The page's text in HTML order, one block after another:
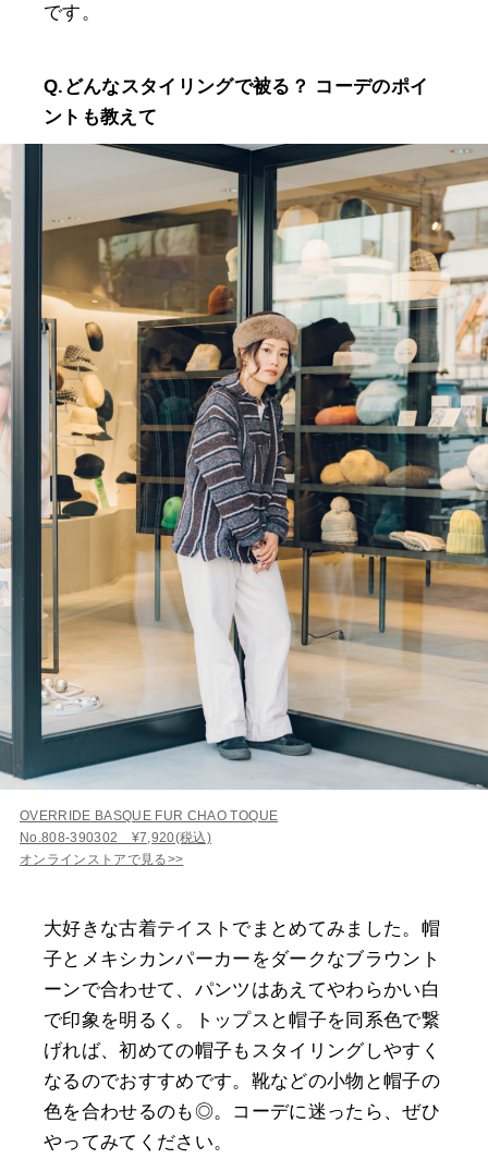
です。
Q.どんなスタイリングで被る？ コーデのポイ
ントも教えて
OVERRIDE BASQUE FUR CHAO TOQUE
No.808-390302 ¥7,920(税込)
オンラインストアで見る>>
大好きな古着テイストでまとめてみました。帽
子とメキシカンパーカーをダークなブラウント
ーンで合わせて、パンツはあえてやわらかい白
で印象を明るく。トップスと帽子を同系色で繋
げれば、初めての帽子もスタイリングしやすく
なるのでおすすめです。靴などの小物と帽子の
色を合わせるのも◎。コーデに迷ったら、ぜひ
やってみてください。